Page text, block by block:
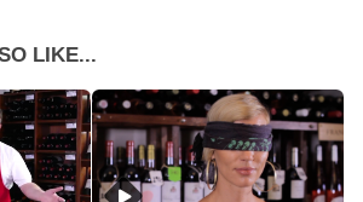
LIKE...